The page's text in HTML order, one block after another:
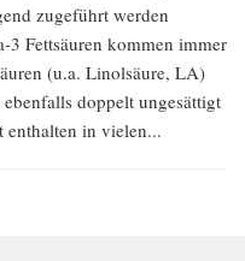
zugeführt werden
3 Fettsäuren kommen immer
(u.a. Linolsäure, LA)
doppelt ungesättigt
enthalten in vielen...